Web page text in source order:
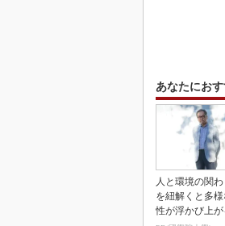
あなたにお
人と環境の関
を紐解くと多
性が浮かび上が